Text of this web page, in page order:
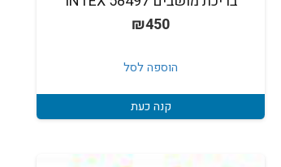
₪450
הוספה לסל
קנה כעת